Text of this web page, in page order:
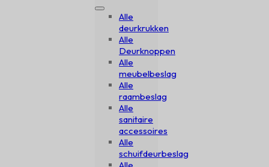
Alle
deurkrukken
Alle
Deurknoppen
Alle
meubelbeslag
Alle
raambeslag
Alle
sanitaire
accessoires
Alle
schuifdeurbeslag